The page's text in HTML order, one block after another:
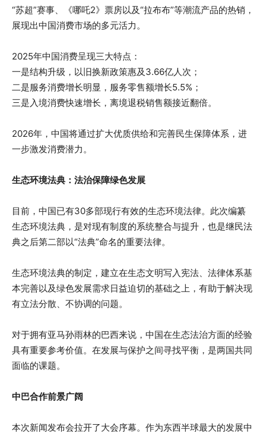
“苏超”赛事、《哪吒2》票房以及“拉布布”等潮流产品的热销，
展现出中国消费市场的多元活力。
2025年中国消费呈现三大特点：
一是结构升级，以旧换新政策惠及3.66亿人次；
二是服务消费增长明显，服务零售额增长5.5%；
三是入境消费快速增长，离境退税销售额接近翻倍。
2026年，中国将通过扩大优质供给和完善民生保障体系，进
一步激发消费潜力。
生态环境法典：法治保障绿色发展
目前，中国已有30多部现行有效的生态环境法律。此次编纂
生态环境法典，是对现有制度的系统整合与提升，也是继民法
典之后第二部以“法典”命名的重要法律。
生态环境法典的制定，建立在生态文明写入宪法、法律体系基
本完善以及绿色发展需求日益迫切的基础之上，有助于解决现
有立法分散、不协调的问题。
对于拥有亚马孙雨林的巴西来说，中国在生态法治方面的经验
具有重要参考价值。在发展与保护之间寻找平衡，是两国共同
面临的课题。
中巴合作前景广阔
本次新闻发布会拉开了大会序幕。作为东西半球最大的发展中